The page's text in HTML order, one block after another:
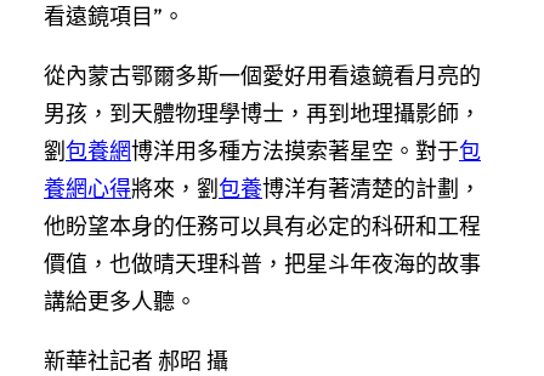
看遠鏡項目”。
從內蒙古鄂爾多斯一個愛好用看遠鏡看月亮的
男孩，到天體物理學博士，再到地理攝影師，
劉包養網博洋用多種方法摸索著星空。對于包
養網心得將來，劉包養博洋有著清楚的計劃，
他盼望本身的任務可以具有必定的科研和工程
價值，也做晴天理科普，把星斗年夜海的故事
講給更多人聽。
新華社記者 郝昭 攝